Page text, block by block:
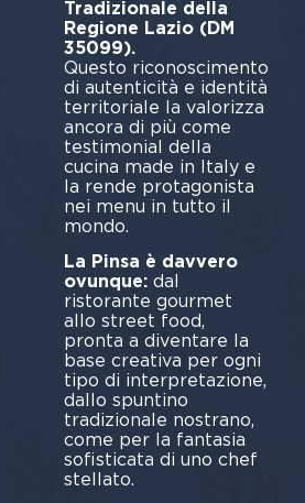
Tradizionale della
Regione Lazio (DM
35099).
Questo riconoscimento
di autenticità e identità
territoriale la valorizza
ancora di più come
testimonial della
cucina made in Italy e
la rende protagonista
nei menu in tutto il
mondo.
La Pinsa è davvero
ovunque:dal
ristorante gourmet
allo street food,
pronta a diventare la
base creativa per ogni
tipo di interpretazione,
dallo spuntino
tradizionale nostrano,
come per la fantasia
sofisticata di uno chef
stellato.